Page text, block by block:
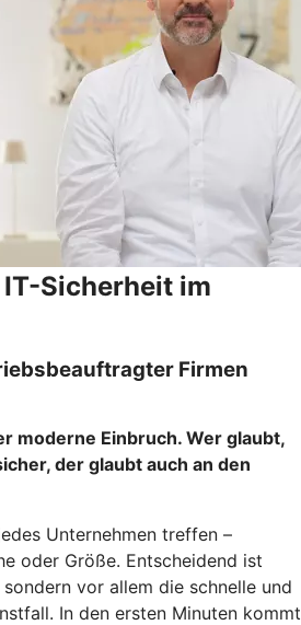
Sicherheit im
Firmen
moderne Einbruch. Wer glaubt,
der glaubt auch an den
Unternehmen treffen –
oder Größe. Entscheidend ist
vor allem die schnelle und
In den ersten Minuten kommt